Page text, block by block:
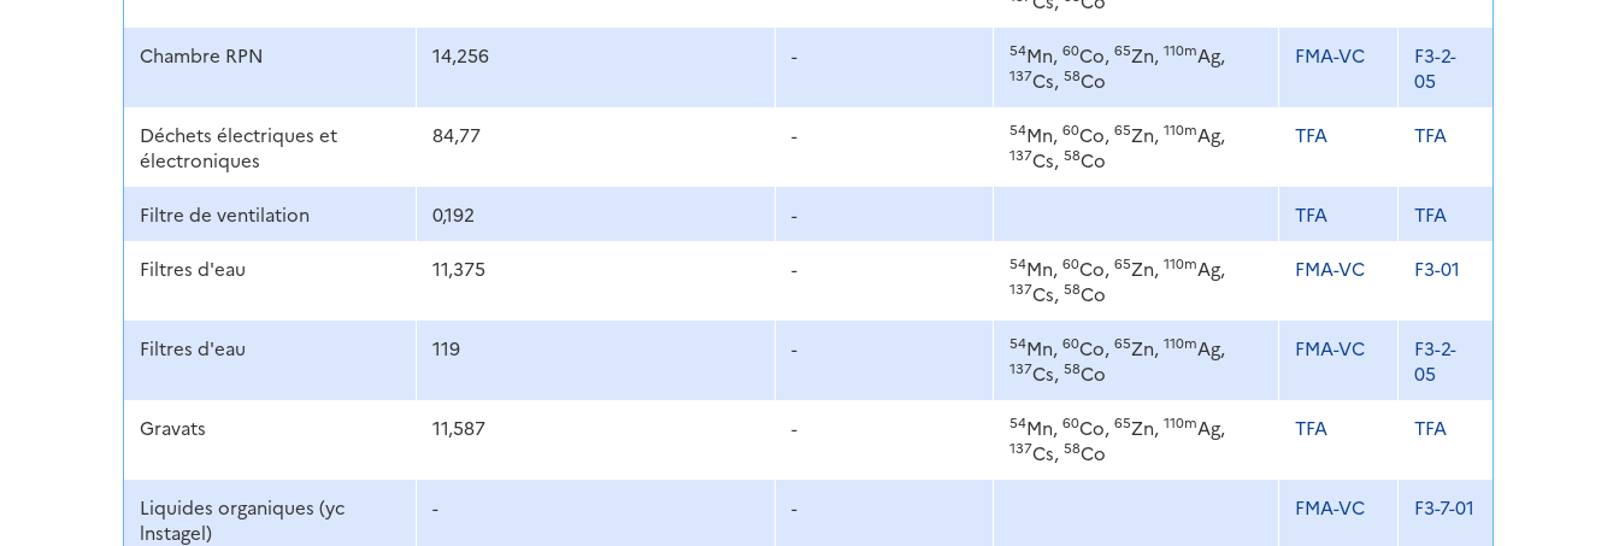
Chambre RPN 14,256 - 54Mn, 60Co, 65Zn, 110mAg,
137Cs, 58Co
FMA-VC
F3-2-
05
Déchets électriques et
électroniques
84,77 - 54Mn, 60Co, 65Zn, 110mAg,
137Cs, 58Co
TFA TFA
Filtre de ventilation 0,192 - TFA TFA
Filtres d'eau 11,375 - 54Mn, 60Co, 65Zn, 110mAg,
137Cs, 58Co
FMA-VC F3-01
Filtres d'eau 119 - 54Mn, 60Co, 65Zn, 110mAg,
137Cs, 58Co
FMA-VC
F3-2-
05
Gravats 11,587 - 54Mn, 60Co, 65Zn, 110mAg,
137Cs, 58Co
TFA TFA
Liquides organiques (yc
lnstagel)
- - FMA-VC F3-7-01